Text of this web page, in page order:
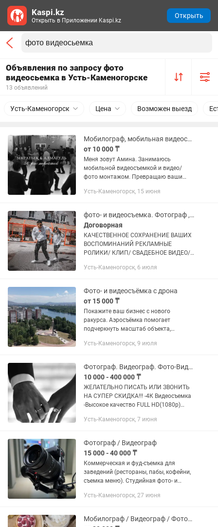
Объявления по запросу фото
видеосьемка в Усть-Каменогорске
13 объявлений
Усть-Каменогорск Цена Возможен выезд
Мобилограф, мобильная видеосъемка, видео-фото монтаж
от 10 000 ₸
Меня зовут Амина. Занимаюсь
мобильной видеосъемкой и видео/
фото монтажом. Превращаю ваши
воспоминания! Форматы съемки: •
праздники,...
Усть-Каменогорск, 15 июня
фото- и видеосъемка. Фотограф , Видеограф,
Договорная
КАЧЕСТВЕННОЕ СОХРАНЕНИЕ ВАШИХ
ВОСПОМИНАНИЙ РЕКЛАМНЫЕ
РОЛИКИ/ КЛИП/ СВАДЕБНОЕ ВИДЕО/
оператора 2) 1 фотограф 3)
на фирменную...
Усть-Каменогорск, 6 июля
Фото- и видеосъёмка с дрона
от 15 000 ₸
Покажите ваш бизнес с нового
ракурса. Аэросъёмка помогает
подчеркнуть масштаб объекта,
подъездные пути, окружающую
местоположение — то,...
Усть-Каменогорск, 9 июля
Фотограф. Видеограф. Фото-Видеосъемка. Видеооператор. Мобилография
10 000 - 400 000 ₸
ЖЕЛАТЕЛЬНО ПИСАТЬ ИЛИ ЗВОНИТЬ
НА СУПЕР СКИДКА!!! -4К Видеосъемка
-Высокое качество FULL HD(1080p)
исполнения фото и Видеомонтажа
Усть-Каменогорск, 7 июня
Фотограф / Видеограф
15 000 - 40 000 ₸
Коммерческая и фуд-съемка для
заведений (рестораны, пабы, кофейни,
съемка меню). Студийная фото- и
брендов, каталогов, портретные сеты).
Усть-Каменогорск, 27 июня
Мобилограф / Видеограф / Фотограф
Kaspi.kz
Открыть в Приложении Kaspi.kz
Открыть